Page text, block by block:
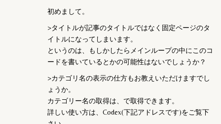
初めまして。
>タイトルが記事のタイトルではなく固定ページのタ
イトルになってしまいます。
というのは、もしかしたらメインループの中にこのコ
ードを書いているとかの可能性はないでしょうか？
>カテゴリ名の表示の仕方もお教えいただけますでし
ょうか。
カテゴリー名の取得は、 で取得できます。
詳しい使い方は、Codex(下記アドレスです)をご覧下